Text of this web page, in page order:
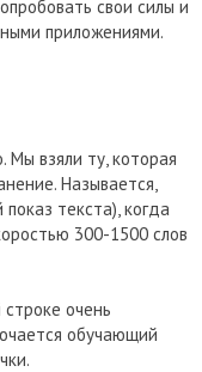
свои силы и
приложениями.
Мы взяли ту, которая
Называется,
текста), когда
300-1500 слов
очень
обучающий